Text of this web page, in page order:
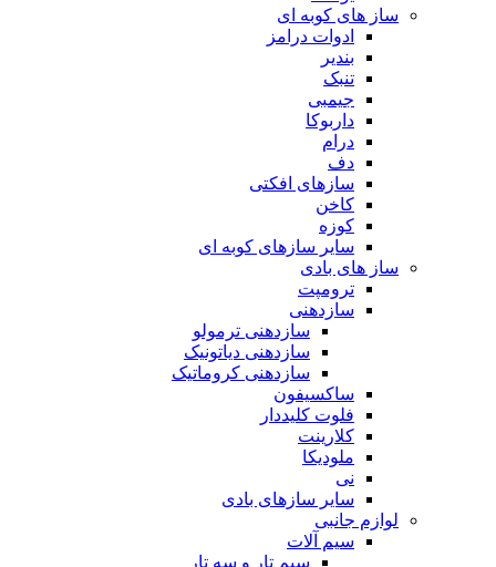
ساز های کوبه ای
ادوات درامز
بندیر
تنبک
جیمبی
داربوکا
درام
دف
سازهای افکتی
کاخن
کوزه
سایر سازهای کوبه ای
ساز های بادی
ترومپت
سازدهنی
سازدهنی ترمولو
سازدهنی دیاتونیک
سازدهنی کروماتیک
ساکسیفون
فلوت کلیددار
کلارینت
ملودیکا
نی
سایر سازهای بادی
لوازم جانبی
سیم آلات
سیم تار و سه تار